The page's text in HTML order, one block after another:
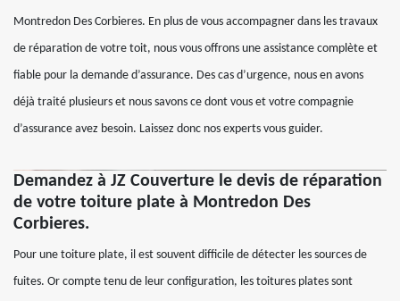
Montredon Des Corbieres. En plus de vous accompagner dans les travaux
de réparation de votre toit, nous vous offrons une assistance complète et
fiable pour la demande d’assurance. Des cas d’urgence, nous en avons
déjà traité plusieurs et nous savons ce dont vous et votre compagnie
d’assurance avez besoin. Laissez donc nos experts vous guider.
Demandez à JZ Couverture le devis de réparation
de votre toiture plate à Montredon Des
Corbieres.
Pour une toiture plate, il est souvent difficile de détecter les sources de
fuites. Or compte tenu de leur configuration, les toitures plates sont